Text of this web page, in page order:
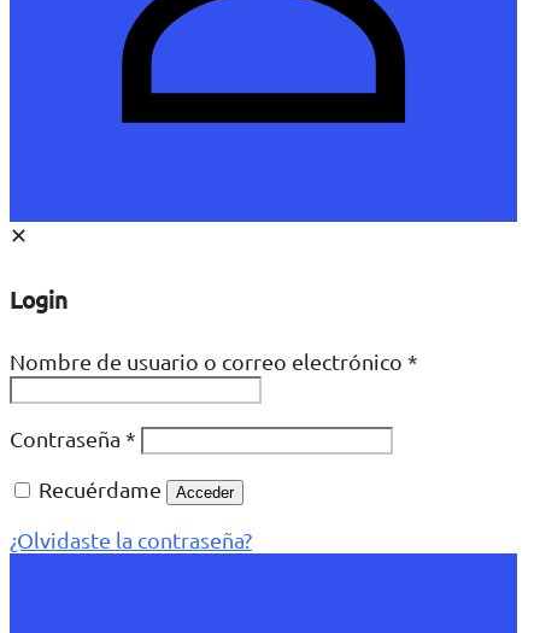
✕
Login
Nombre de usuario o correo electrónico *
Contraseña *
Recuérdame
Acceder
¿Olvidaste la contraseña?